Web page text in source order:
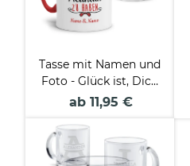
Tasse mit Namen und
Foto - Glück ist, Dich
zu haben - weiblich -
ab 11,95 €